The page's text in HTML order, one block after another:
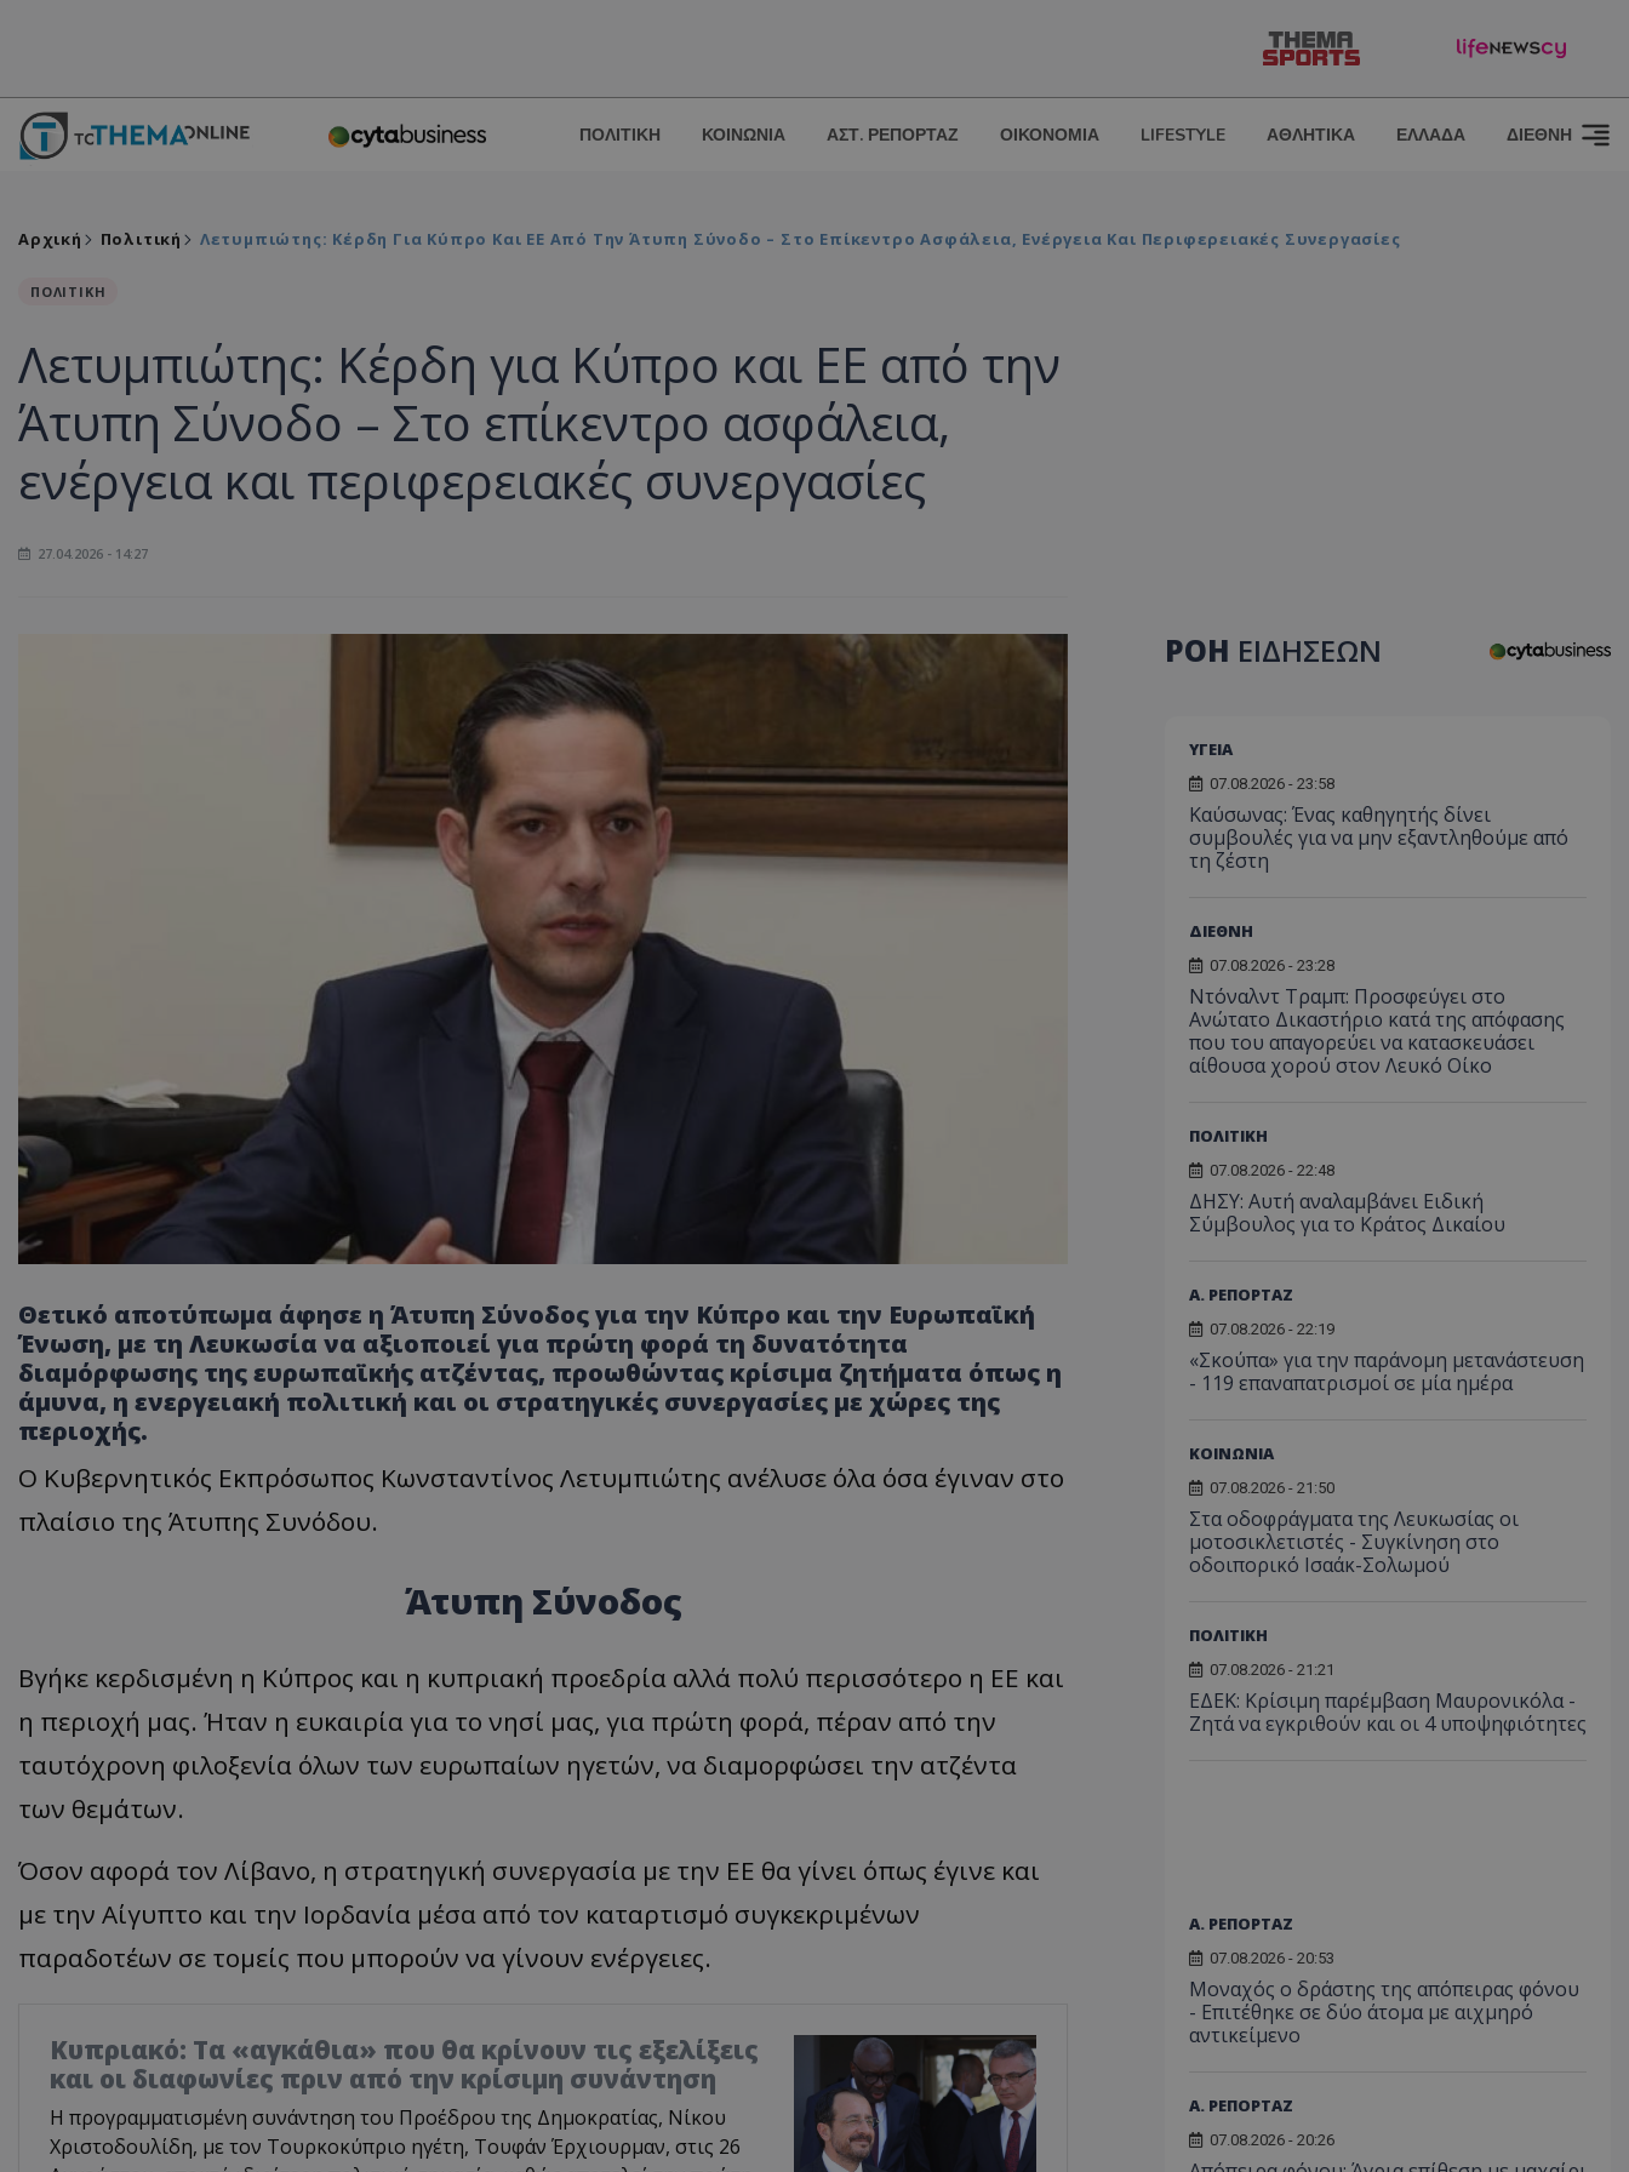
ΠΟΛΙΤΙΚΗ ΚΟΙΝΩΝΙΑ ΑΣΤ. ΡΕΠΟΡΤΑΖ ΟΙΚΟΝΟΜΙΑ LIFESTYLE ΑΘΛΗΤΙΚΑ ΕΛΛΑΔΑ ΔΙΕΘΝΗ
Αρχική Πολιτική Λετυμπιώτης: Κέρδη Για Κύπρο Και ΕΕ Από Την Άτυπη Σύνοδο – Στο Επίκεντρο Ασφάλεια, Ενέργεια Και Περιφερειακές Συνεργασίες
ΠΟΛΙΤΙΚΗ
Λετυμπιώτης: Κέρδη για Κύπρο και ΕΕ από την
Άτυπη Σύνοδο – Στο επίκεντρο ασφάλεια,
ενέργεια και περιφερειακές συνεργασίες
27.04.2026 - 14:27
Θετικό αποτύπωμα άφησε η Άτυπη Σύνοδος για την Κύπρο και την Ευρωπαϊκή
Ένωση, με τη Λευκωσία να αξιοποιεί για πρώτη φορά τη δυνατότητα
διαμόρφωσης της ευρωπαϊκής ατζέντας, προωθώντας κρίσιμα ζητήματα όπως η
άμυνα, η ενεργειακή πολιτική και οι στρατηγικές συνεργασίες με χώρες της
περιοχής.
Ο Κυβερνητικός Εκπρόσωπος Κωνσταντίνος Λετυμπιώτης ανέλυσε όλα όσα έγιναν στο
πλαίσιο της Άτυπης Συνόδου.
Άτυπη Σύνοδος
Βγήκε κερδισμένη η Κύπρος και η κυπριακή προεδρία αλλά πολύ περισσότερο η ΕΕ και
η περιοχή μας. Ήταν η ευκαιρία για το νησί μας, για πρώτη φορά, πέραν από την
ταυτόχρονη φιλοξενία όλων των ευρωπαίων ηγετών, να διαμορφώσει την ατζέντα
των θεμάτων.
Όσον αφορά τον Λίβανο, η στρατηγική συνεργασία με την ΕΕ θα γίνει όπως έγινε και
με την Αίγυπτο και την Ιορδανία μέσα από τον καταρτισμό συγκεκριμένων
παραδοτέων σε τομείς που μπορούν να γίνουν ενέργειες.
Κυπριακό: Τα «αγκάθια» που θα κρίνουν τις εξελίξεις
και οι διαφωνίες πριν από την κρίσιμη συνάντηση
Η προγραμματισμένη συνάντηση του Προέδρου της Δημοκρατίας, Νίκου
Χριστοδουλίδη, με τον Τουρκοκύπριο ηγέτη, Τουφάν Έρχιουρμαν, στις 26
ΡΟΗ ΕΙΔΗΣΕΩΝ
ΥΓΕΙΑ
07.08.2026 - 23:58
Kαύσωνας: Ένας καθηγητής δίνει
συμβουλές για να μην εξαντληθούμε από
τη ζέστη
ΔΙΕΘΝΗ
07.08.2026 - 23:28
Ντόναλντ Τραμπ: Προσφεύγει στο
Ανώτατο Δικαστήριο κατά της απόφασης
που του απαγορεύει να κατασκευάσει
αίθουσα χορού στον Λευκό Οίκο
ΠΟΛΙΤΙΚΗ
07.08.2026 - 22:48
ΔΗΣΥ: Αυτή αναλαμβάνει Ειδική
Σύμβουλος για το Κράτος Δικαίου
Α. ΡΕΠΟΡΤΑΖ
07.08.2026 - 22:19
«Σκούπα» για την παράνομη μετανάστευση
- 119 επαναπατρισμοί σε μία ημέρα
ΚΟΙΝΩΝΙΑ
07.08.2026 - 21:50
Στα οδοφράγματα της Λευκωσίας οι
μοτοσικλετιστές - Συγκίνηση στο
οδοιπορικό Ισαάκ-Σολωμού
ΠΟΛΙΤΙΚΗ
07.08.2026 - 21:21
ΕΔΕΚ: Κρίσιμη παρέμβαση Μαυρονικόλα -
Ζητά να εγκριθούν και οι 4 υποψηφιότητες
Α. ΡΕΠΟΡΤΑΖ
07.08.2026 - 20:53
Μοναχός ο δράστης της απόπειρας φόνου
- Επιτέθηκε σε δύο άτομα με αιχμηρό
αντικείμενο
Α. ΡΕΠΟΡΤΑΖ
07.08.2026 - 20:26